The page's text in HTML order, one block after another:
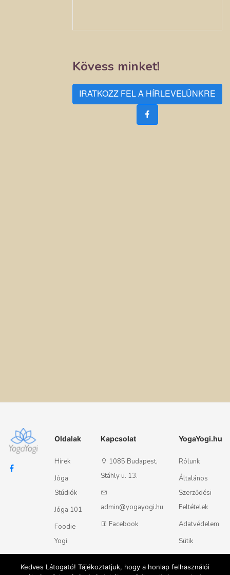
Kövess minket!
IRATKOZZ FEL A HÍRLEVELÜNKRE
Oldalak
Hírek
Jóga
Stúdiók
Jóga 101
Foodie
Yogi
Kapcsolat
1085 Budapest,
Stáhly u. 13.
admin@yogayogi.hu
Facebook
YogaYogi.hu
Rólunk
Általános
Szerződési
Feltételek
Adatvédelem
Sütik
Kedves Látogató! Tájékoztatjuk, hogy a honlap felhasználói